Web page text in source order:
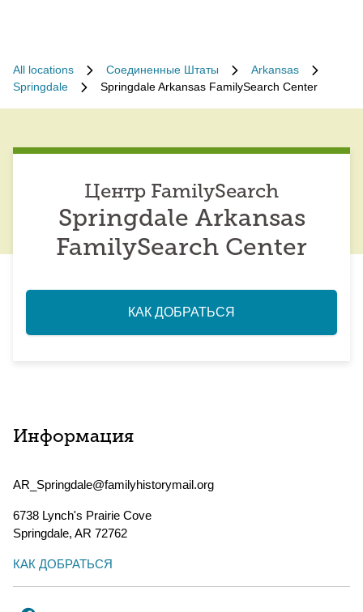
All locations Соединенные Штаты
Arkansas
Springdale
Springdale Arkansas FamilySearch Center
Центр FamilySearch
Springdale Arkansas
FamilySearch Center
КАК ДОБРАТЬСЯ
Информация
AR_Springdale@familyhistorymail.org
6738 Lynch's Prairie Cove
Springdale, AR 72762
КАК ДОБРАТЬСЯ